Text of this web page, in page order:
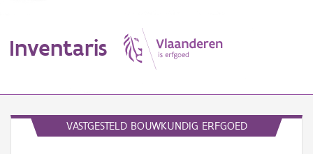
Inventaris
VASTGESTELD BOUWKUNDIG ERFGOED